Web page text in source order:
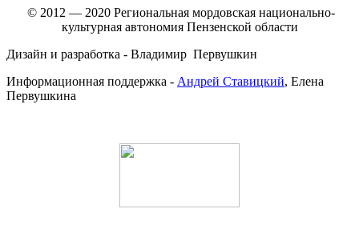
© 2012 — 2020 Региональная мордовская национально-
культурная автономия Пензенской области
Дизайн и разработка - Владимир Первушкин
Информационная поддержка - Андрей Ставицкий, Елена
Первушкина